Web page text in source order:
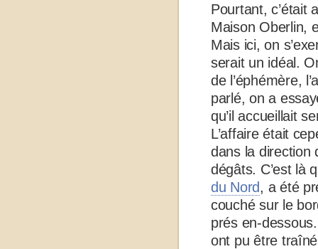
Pourtant, c’était
Maison Oberlin,
Mais ici, on
serait un idéal.
de l’éphémère,
parlé, on a
qu’il accueillait
L’affaire était
dans la direction
dégâts. C’est là
du Nord, a été
couché sur le
prés en-
ont pu être